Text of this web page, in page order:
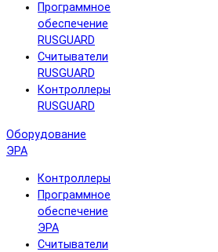
Программное
обеспечение
RUSGUARD
Считыватели
RUSGUARD
Контроллеры
RUSGUARD
Оборудование
ЭРА
Контроллеры
Программное
обеспечение
ЭРА
Считыватели